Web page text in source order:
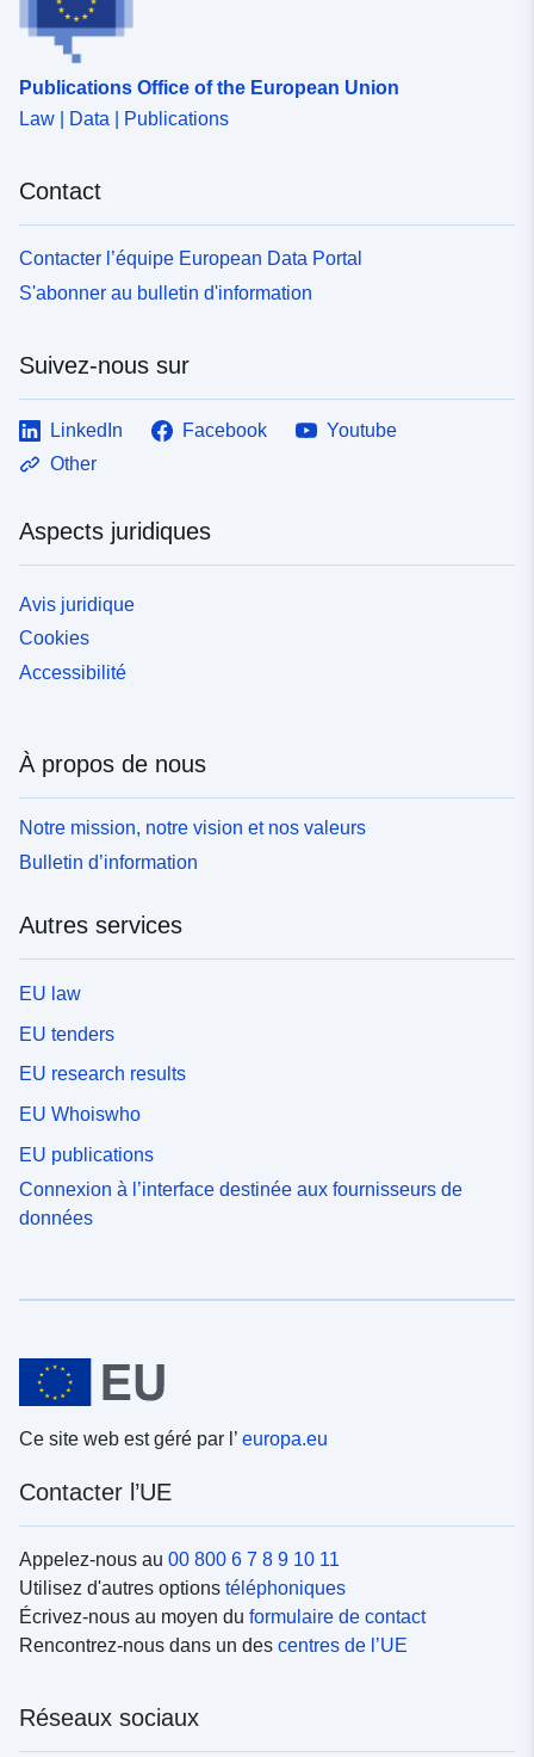
Publications Office of the European Union
Law | Data | Publications
Contact
Contacter l’équipe European Data Portal
S'abonner au bulletin d'information
Suivez-nous sur
LinkedIn Facebook
Youtube
Other
Aspects juridiques
Avis juridique
Cookies
Accessibilité
À propos de nous
Notre mission, notre vision et nos valeurs
Bulletin d’information
Autres services
EU law
EU tenders
EU research results
EU Whoiswho
EU publications
Connexion à l’interface destinée aux fournisseurs de
données
Ce site web est géré par l’ europa.eu
Contacter l’UE
Appelez-nous au 00 800 6 7 8 9 10 11
Utilisez d'autres options téléphoniques
Écrivez-nous au moyen du formulaire de contact
Rencontrez-nous dans un des centres de l’UE
Réseaux sociaux